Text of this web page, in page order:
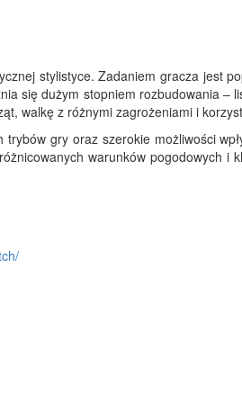
stylistyce. Zadaniem gracza jest
się dużym stopniem rozbudowania –
walkę z różnymi zagrożeniami i
gry oraz szerokie możliwości
warunków pogodowych i